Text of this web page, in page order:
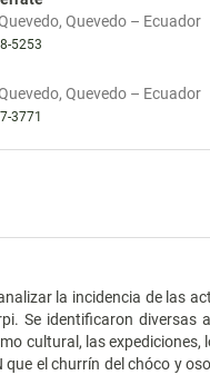
Quevedo – Ecuador
5253
Quevedo – Ecuador
3771
la incidencia de las
Se identificaron
cultural, las
que el churrín del chóco y